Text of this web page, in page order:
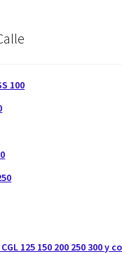
100
125 150 200 250 300 y